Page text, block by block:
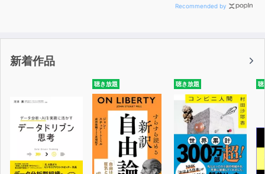
Recommended by
新着作品
聴き放題 聴き放題 聴